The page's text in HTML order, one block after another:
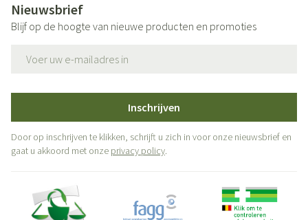
Nieuwsbrief
Blijf op de hoogte van nieuwe producten en promoties
Inschrijven
Door op inschrijven te klikken, schrijft u zich in voor onze nieuwsbrief en
gaat u akkoord met onze privacy policy.